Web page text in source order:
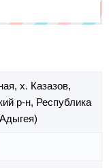
х. Казазов,
р-н, Республика